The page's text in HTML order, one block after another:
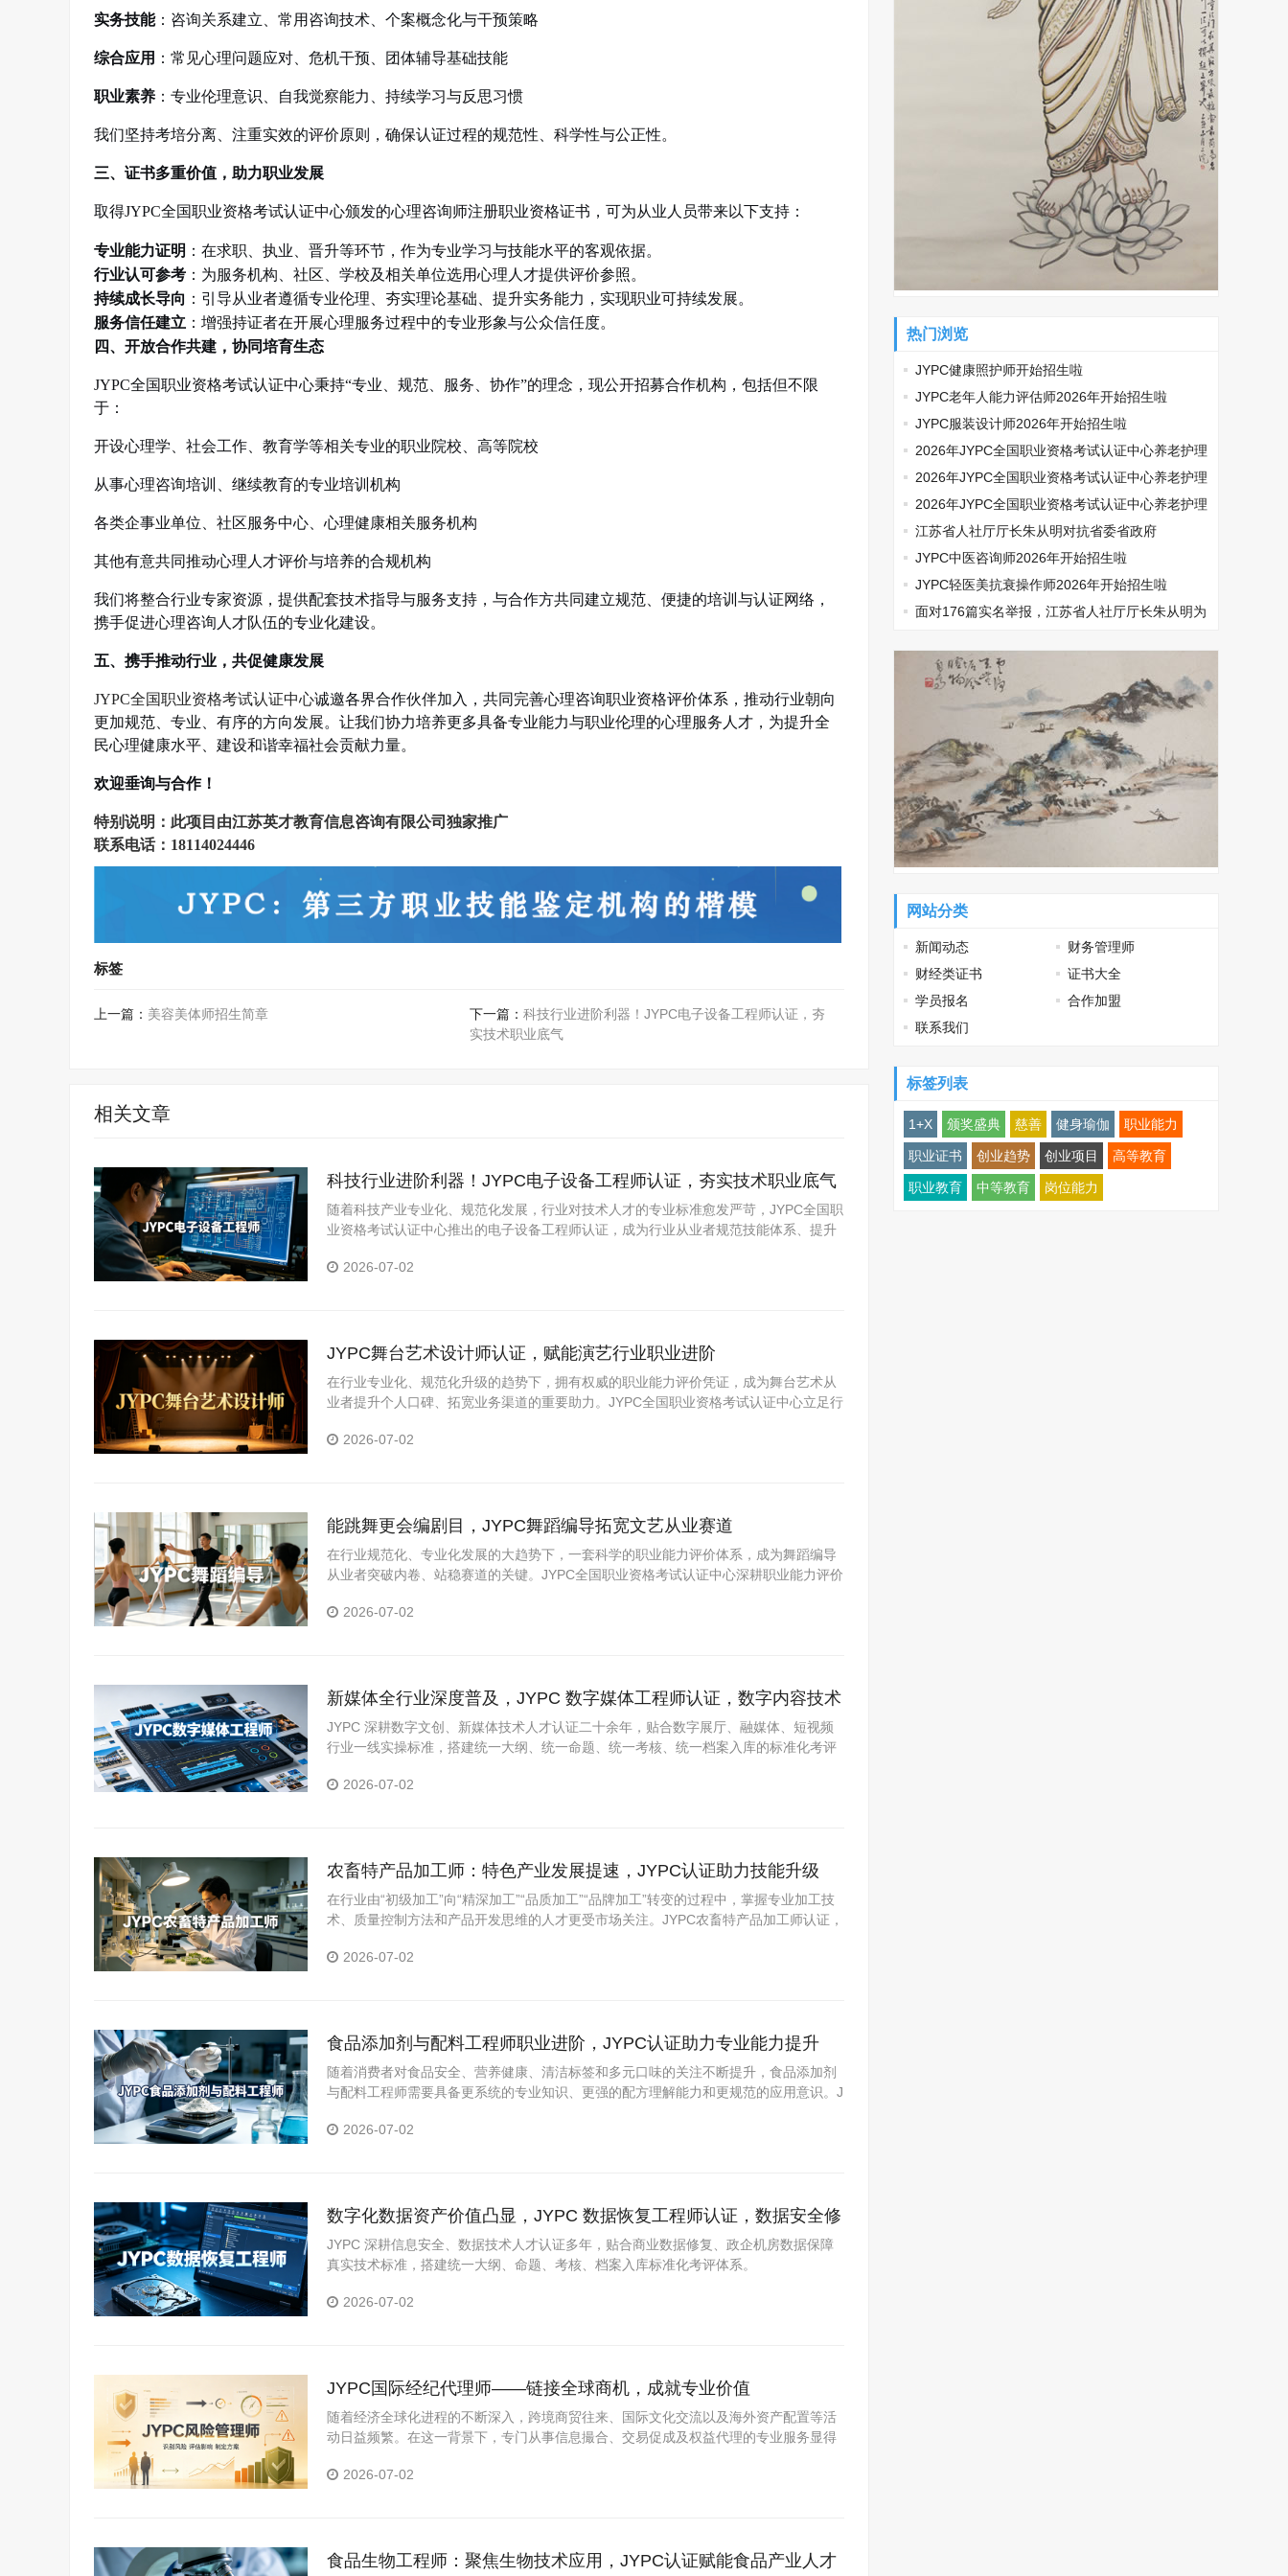
实务技能： 咨询关系建立、常用咨询技术、个案概念化与干预策略
综合应用 ： 常见心理问题应对、危机干预、团体辅导基础技能
职业素养 ： 专业伦理意识、自我觉察能力、持续学习与反思习惯
我们坚持考培分离、注重实效的评价原则，确保认证过程的规范性、科学性与公正性。
三、证书多重价值，助力职业发展
取得JYPC全国职业资格考试认证中心颁发的心理咨询师注册职业资格证书，可为从业人员带来以下支持：
专业能力证明 ：在求职、执业、晋升等环节，作为专业学习与技能水平的客观依据。
行业认可参考 ：为服务机构、社区、学校及相关单位选用心理人才提供评价参照。
持续成长导向 ：引导从业者遵循专业伦理、夯实理论基础、提升实务能力，实现职业可持续发展。
服务信任建立 ：增强持证者在开展心理服务过程中的专业形象与公众信任度。
四、开放合作共建，协同培育生态
JYPC全国职业资格考试认证中心秉持“专业、规范、服务、协作”的理念，现公开招募合作机构，包括但不限
于：
开设心理学、社会工作、教育学等相关专业的职业院校、高等院校
从事心理咨询培训、继续教育的专业培训机构
各类企事业单位、社区服务中心、心理健康相关服务机构
其他有意共同推动心理人才评价与培养的合规机构
我们将整合行业专家资源，提供配套技术指导与服务支持，与合作方共同建立规范、便捷的培训与认证网络，
携手促进心理咨询人才队伍的专业化建设。
五、携手推动行业，共促健康发展
JYPC全国职业资格考试认证中心诚邀各界合作伙伴加入，共同完善心理咨询职业资格评价体系，推动行业朝向
更加规范、专业、有序的方向发展。让我们协力培养更多具备专业能力与职业伦理的心理服务人才，为提升全
民心理健康水平、建设和谐幸福社会贡献力量。
欢迎垂询与合作！
特别说明：此项目由江苏英才教育信息咨询有限公司独家推广
联系电话： 18114024446
标签
上一篇： 美容美体师招生简章 下一篇： 科技行业进阶利器！JYPC电子设备工程师认证，夯
实技术职业底气
相关文章
科技行业进阶利器！JYPC电子设备工程师认证，夯实技术职业底气
随着科技产业专业化、规范化发展，行业对技术人才的专业标准愈发严苛，JYPC全国职
业资格考试认证中心推出的电子设备工程师认证，成为行业从业者规范技能体系、提升
2026-07-02
JYPC舞台艺术设计师认证，赋能演艺行业职业进阶
在行业专业化、规范化升级的趋势下，拥有权威的职业能力评价凭证，成为舞台艺术从
业者提升个人口碑、拓宽业务渠道的重要助力。JYPC全国职业资格考试认证中心立足行
化评价体系，为行业人才提供标准化的能力佐证。
2026-07-02
能跳舞更会编剧目，JYPC舞蹈编导拓宽文艺从业赛道
在行业规范化、专业化发展的大趋势下，一套科学的职业能力评价体系，成为舞蹈编导
从业者突破内卷、站稳赛道的关键。JYPC全国职业资格考试认证中心深耕职业能力评价
系，精准匹配市场用人标准与行业发展趋势。
2026-07-02
新媒体全行业深度普及，JYPC 数字媒体工程师认证，数字内容技术
人才拓宽职业上升通道
JYPC 深耕数字文创、新媒体技术人才认证二十余年，贴合数字展厅、融媒体、短视频
行业一线实操标准，搭建统一大纲、统一命题、统一考核、统一档案入库的标准化考评
2026-07-02
农畜特产品加工师：特色产业发展提速，JYPC认证助力技能升级
在行业由“初级加工”向“精深加工”“品质加工”“品牌加工”转变的过程中，掌握专业加工技
术、质量控制方法和产品开发思维的人才更受市场关注。JYPC农畜特产品加工师认证，
2026-07-02
食品添加剂与配料工程师职业进阶，JYPC认证助力专业能力提升
随着消费者对食品安全、营养健康、清洁标签和多元口味的关注不断提升，食品添加剂
与配料工程师需要具备更系统的专业知识、更强的配方理解能力和更规范的应用意识。J
力。2026-07-02
数字化数据资产价值凸显，JYPC 数据恢复工程师认证，数据安全修
复技术人才拓宽职业发展路径
JYPC 深耕信息安全、数据技术人才认证多年，贴合商业数据修复、政企机房数据保障
真实技术标准，搭建统一大纲、命题、考核、档案入库标准化考评体系。
2026-07-02
JYPC国际经纪代理师——链接全球商机，成就专业价值
随着经济全球化进程的不断深入，跨境商贸往来、国际文化交流以及海外资产配置等活
动日益频繁。在这一背景下，专门从事信息撮合、交易促成及权益代理的专业服务显得
职业竞争力的有效途径。
2026-07-02
食品生物工程师：聚焦生物技术应用，JYPC认证赋能食品产业人才
热门浏览
JYPC健康照护师开始招生啦
JYPC老年人能力评估师2026年开始招生啦
JYPC服装设计师2026年开始招生啦
2026年JYPC全国职业资格考试认证中心养老护理
师开始报名啦
2026年JYPC全国职业资格考试认证中心养老护理
师开始报名啦
2026年JYPC全国职业资格考试认证中心养老护理
师开始报名啦
江苏省人社厅厅长朱从明对抗省委省政府
JYPC中医咨询师2026年开始招生啦
JYPC轻医美抗衰操作师2026年开始招生啦
面对176篇实名举报，江苏省人社厅厅长朱从明为
网站分类
新闻动态
财务管理师
财经类证书
证书大全
学员报名
合作加盟
联系我们
标签列表
1+X 颁奖盛典 慈善 健身瑜伽 职业能力
职业证书 创业趋势 创业项目 高等教育
职业教育 中等教育 岗位能力